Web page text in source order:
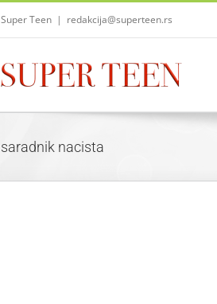
Super Teen | redakcija@superteen.rs
saradnik nacista